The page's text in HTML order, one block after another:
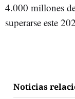
4.000 millones
superarse este
Noticias